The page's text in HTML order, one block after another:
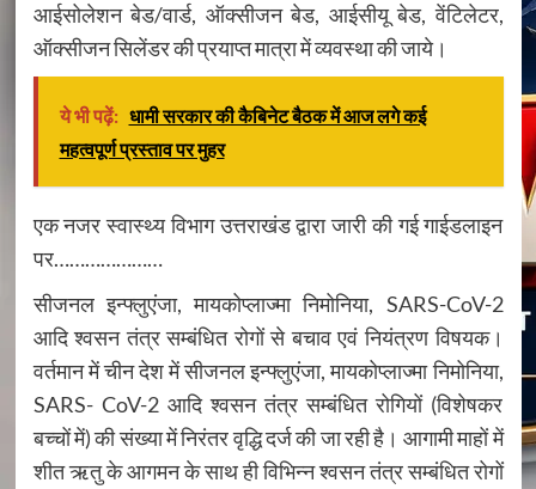
आईसोलेशन बेड/वार्ड, ऑक्सीजन बेड, आईसीयू बेड, वेंटिलेटर,
ऑक्सीजन सिलेंडर की प्रयाप्त मात्रा में व्यवस्था की जाये।
ये भी पढ़ें: धामी सरकार की कैबिनेट बैठक में आज लगे कई
महत्वपूर्ण प्रस्ताव पर मुहर
एक नजर स्वास्थ्य विभाग उत्तराखंड द्वारा जारी की गई गाईडलाइन
पर…………………
सीजनल इन्फ्लुएंजा, मायकोप्लाज्मा निमोनिया, SARS-CoV-2
आदि श्वसन तंत्र सम्बंधित रोगों से बचाव एवं नियंत्रण विषयक।
वर्तमान में चीन देश में सीजनल इन्फ्लुएंजा, मायकोप्लाज्मा निमोनिया,
SARS- CoV-2 आदि श्वसन तंत्र सम्बंधित रोगियों (विशेषकर
बच्चों में) की संख्या में निरंतर वृद्धि दर्ज की जा रही है। आगामी माहों में
शीत ऋतु के आगमन के साथ ही विभिन्न श्वसन तंत्र सम्बंधित रोगों